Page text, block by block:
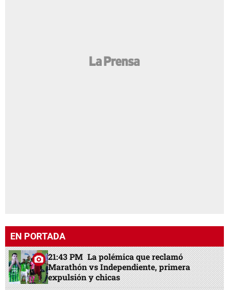
EN PORTADA
21:43 PM La polémica que reclamó
Marathón vs Independiente, primera
expulsión y chicas